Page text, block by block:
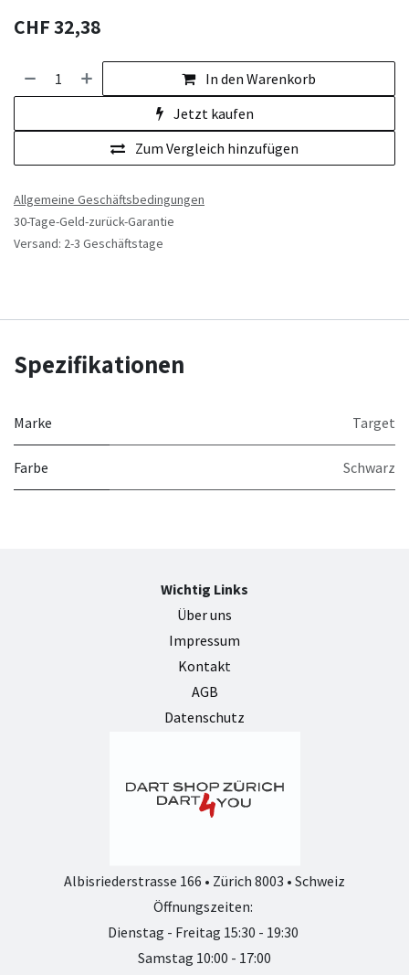
CHF32,38
In den Warenkorb
Jetzt kaufen
Zum Vergleich hinzufügen
Allgemeine Geschäftsbedingungen
30-Tage-Geld-zurück-Garantie
Versand: 2-3 Geschäftstage
Spezifikationen
Marke Target
Farbe Schwarz
Wichtig Links
Über uns
Impressum
Kontakt
AGB
Datenschutz
Albisriederstrasse 166 • Zürich 8003 • Schweiz
Öffnungszeiten:
Dienstag - Freitag 15:30 - 19:30
Samstag 10:00 - 17:00